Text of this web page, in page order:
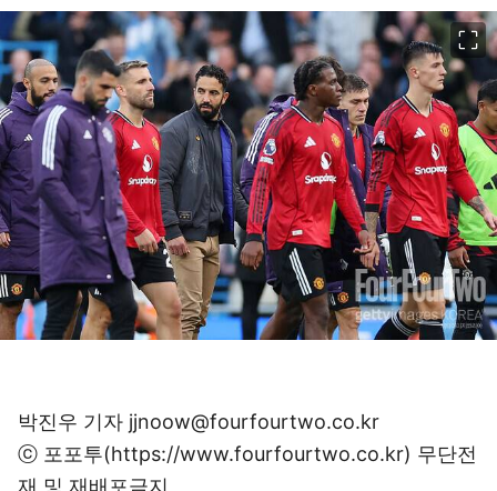
박진우 기자 jjnoow@fourfourtwo.co.kr
ⓒ 포포투(https://www.fourfourtwo.co.kr) 무단전
재 및 재배포금지